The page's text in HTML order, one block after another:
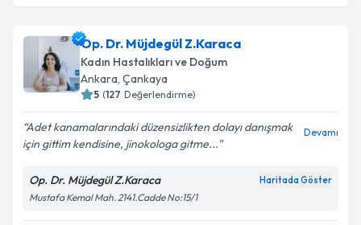
Op. Dr. Müjdegül Z.Karaca
Kadın Hastalıkları ve Doğum
Ankara, Çankaya
5 (127 Değerlendirme)
Adet kanamalarındaki düzensizlikten dolayı danışmak
için gittim kendisine, jinokologa gitme...
Devamı
Op. Dr. Müjdegül Z.Karaca Haritada Göster
Mustafa Kemal Mah. 2141.Cadde No:15/1